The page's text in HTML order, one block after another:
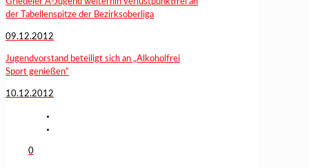
der Tabellenspitze der Bezirksoberliga
09.12.2012
Jugendvorstand beteiligt sich an „Alkoholfrei
Sport genießen“
10.12.2012
0